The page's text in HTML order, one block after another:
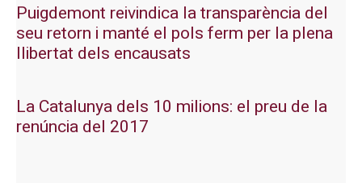
Puigdemont reivindica la transparència del
seu retorn i manté el pols ferm per la plena
llibertat dels encausats
La Catalunya dels 10 milions: el preu de la
renúncia del 2017